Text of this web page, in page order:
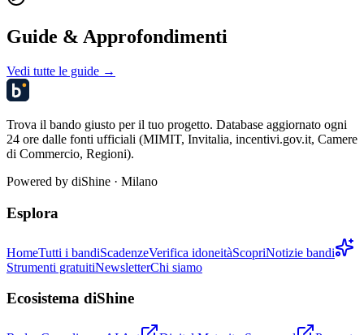
Guide & Approfondimenti
Vedi tutte le guide →
Trova il bando giusto per il tuo progetto. Database aggiornato ogni
24 ore dalle fonti ufficiali (MIMIT, Invitalia, incentivi.gov.it, Camere
di Commercio, Regioni).
Powered by diShine · Milano
Esplora
HomeTutti i bandiScadenzeVerifica idoneitàScopriNotizie bandi
Strumenti gratuitiNewsletterChi siamo
Ecosistema diShine